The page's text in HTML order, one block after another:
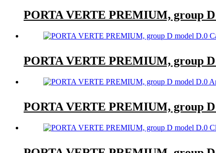
PORTA VERTE PREMIUM, group
PORTA VERTE PREMIUM, group
PORTA VERTE PREMIUM, group D